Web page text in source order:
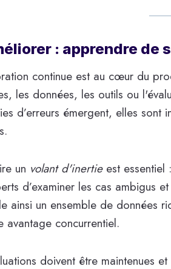
: apprendre de
continue est au cœur du
les données, les outils ou
d’erreurs émergent, elles
un volant d'inertieest essentiel
d’examiner les cas ambigus
ainsi un ensemble de données
avantage concurrentiel.
doivent être maintenues